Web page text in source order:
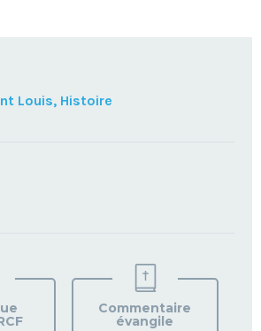
Louis, Histoire
VOTRE
PAROISSE
Commentaire
évangile